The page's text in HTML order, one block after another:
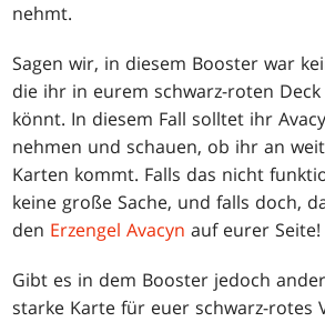
nehmt.
Sagen wir, in diesem Booster war
die ihr in eurem schwarz-roten
könnt. In diesem Fall solltet ihr
nehmen und schauen, ob ihr an
Karten kommt. Falls das nicht
keine große Sache, und falls doch,
den Erzengel Avacyn auf eurer Seite!
Gibt es in dem Booster jedoch
starke Karte für euer schwarz-rotes